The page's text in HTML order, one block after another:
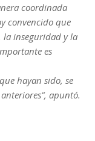
coordinada
convencido que
la inseguridad y la
es
hayan sido, se
apuntó.